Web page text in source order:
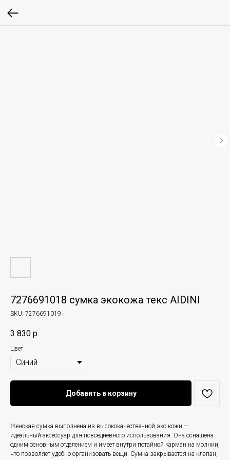
7276691018 сумка экокожа текс AIDINI
SKU: 7276691019
3 830 р.
Цвет
Добавить в корзину
Женская сумка выполнена из высококачественной эко кожи —
идеальный аксессуар для повседневного использования. Она оснащена
одним основным отделением и имеет внутри потайной карман на молнии,
что позволяет удобно организовать вещи. Сумка закрывается на клапан,